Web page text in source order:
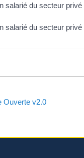
du secteur
du secteur
Ouverte v2.0